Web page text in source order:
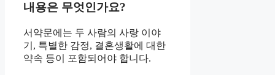
내용은 무엇인가요?
서약문에는 두 사람의 사랑 이야
기, 특별한 감정, 결혼생활에 대한
약속 등이 포함되어야 합니다.